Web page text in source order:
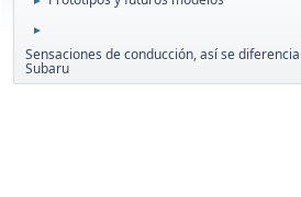
►
Sensaciones de conducción, así se
Subaru